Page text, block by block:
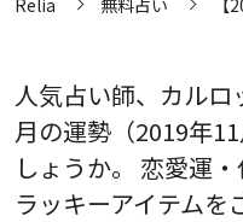
人気占い師、カル
月の運勢（2019年
しょうか。 恋愛運
ラッキーアイテムを